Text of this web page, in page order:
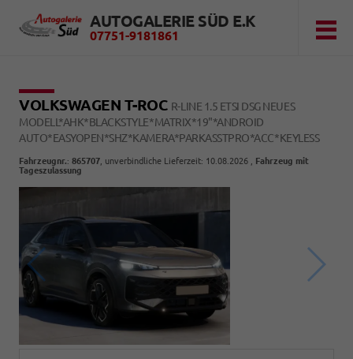
AUTOGALERIE SÜD E.K
07751-9181861
VOLKSWAGEN T-ROC R-LINE 1.5 ETSI DSG NEUES
MODELL*AHK*BLACKSTYLE*MATRIX*19"*ANDROID
AUTO*EASYOPEN*SHZ*KAMERA*PARKASSTPRO*ACC*KEYLESS
Fahrzeugnr.: 865707 , unverbindliche Lieferzeit: 10.08.2026
Fahrzeug mit
Tageszulassung